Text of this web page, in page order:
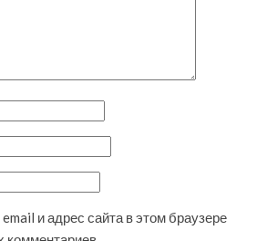
и адрес сайта в этом браузере